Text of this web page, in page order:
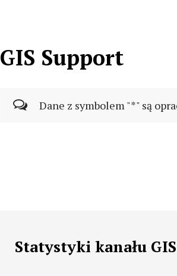
GIS Support
Dane z symbolem "*" są
Statystyki kanału